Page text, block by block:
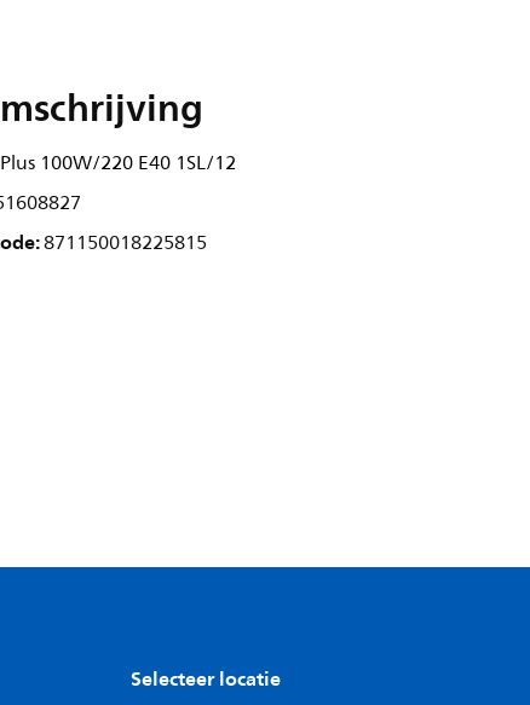
100W/220 E40 1SL/12
871150018225815
Selecteer locatie